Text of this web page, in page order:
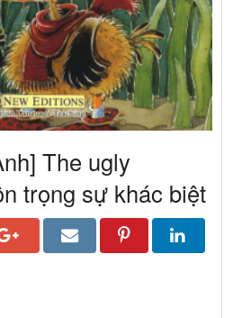
The ugly
trọng sự khác biệt